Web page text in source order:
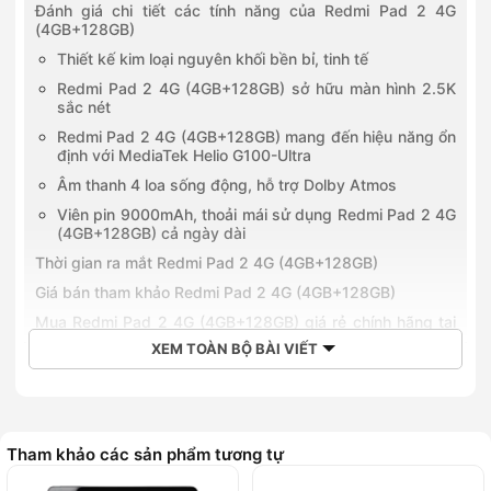
Đánh giá chi tiết các tính năng của Redmi Pad 2 4G
(4GB+128GB)
Thiết kế kim loại nguyên khối bền bỉ, tinh tế
Redmi Pad 2 4G (4GB+128GB) sở hữu màn hình 2.5K
sắc nét
Redmi Pad 2 4G (4GB+128GB) mang đến hiệu năng ổn
định với MediaTek Helio G100-Ultra
Âm thanh 4 loa sống động, hỗ trợ Dolby Atmos
Viên pin 9000mAh, thoải mái sử dụng Redmi Pad 2 4G
(4GB+128GB) cả ngày dài
Thời gian ra mắt Redmi Pad 2 4G (4GB+128GB)
Giá bán tham khảo Redmi Pad 2 4G (4GB+128GB)
Mua Redmi Pad 2 4G (4GB+128GB) giá rẻ chính hãng tại
Hoàng Hà Mobile
128GB, đáp ứng mượt mà mọi nhu cầu giải trí, học tập hay
XEM TOÀN BỘ BÀI VIẾT
Tham khảo các sản phẩm tương tự